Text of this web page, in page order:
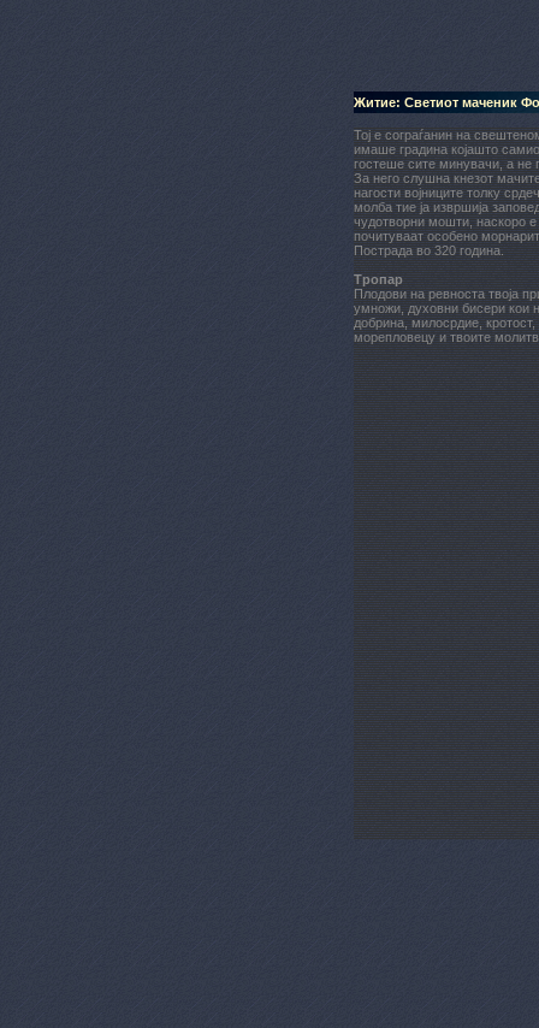
Житие: Светиот маченик
Тој е сограѓанин на
имаше градина којашто
гостеше сите минувачи, а не
За него слушна кнезот
нагости војниците толку
молба тие ја извршија
чудотворни мошти, наскоро
почитуваат особено
Пострада во 320 година.
Тропар
Плодови на ревноста твоја
умножи, духовни бисери кои
добрина, милосрдие,
морепловецу и твоите